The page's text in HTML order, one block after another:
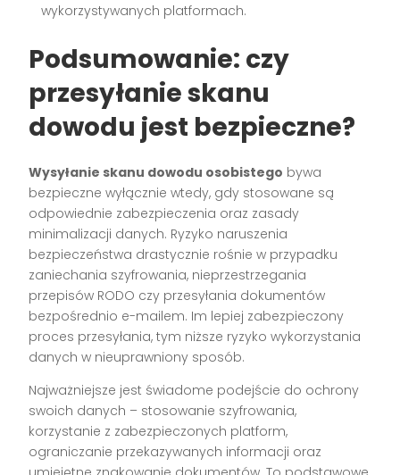
wykorzystywanych platformach.
Podsumowanie: czy
przesyłanie skanu
dowodu jest bezpieczne?
Wysyłanie skanu dowodu osobistego bywa
bezpieczne wyłącznie wtedy, gdy stosowane są
odpowiednie zabezpieczenia oraz zasady
minimalizacji danych. Ryzyko naruszenia
bezpieczeństwa drastycznie rośnie w przypadku
zaniechania szyfrowania, nieprzestrzegania
przepisów RODO czy przesyłania dokumentów
bezpośrednio e-mailem. Im lepiej zabezpieczony
proces przesyłania, tym niższe ryzyko wykorzystania
danych w nieuprawniony sposób.
Najważniejsze jest świadome podejście do ochrony
swoich danych – stosowanie szyfrowania,
korzystanie z zabezpieczonych platform,
ograniczanie przekazywanych informacji oraz